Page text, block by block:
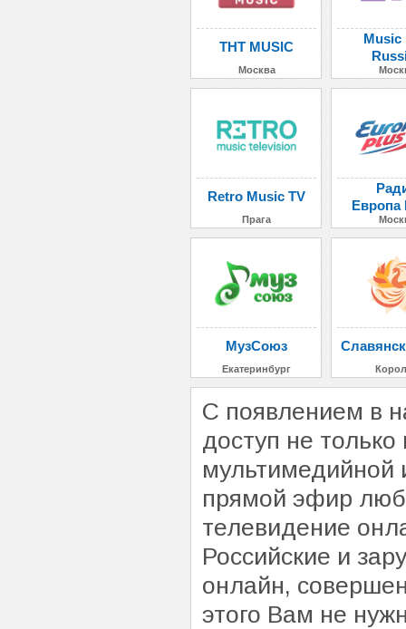
ТНТ MUSIC
Москва
Music
Retro Music TV
Прага
МузСоюз
Екатеринбург
С появлением в
доступ не
мультимедийной
прямой эфир
телевидение
Российские и
онлайн,
этого Вам не